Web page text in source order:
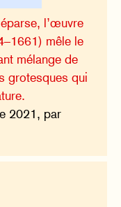
l’œuvre
mêle le
mélange de
grotesques qui
2021, par